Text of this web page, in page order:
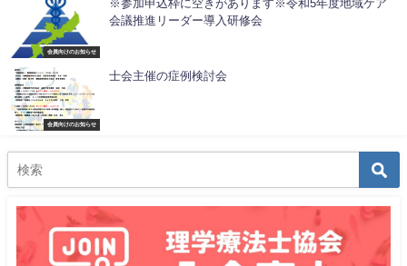
会員向けのお知らせ
※参加申込枠に空きがあります※令和5年度地域ケア
会議推進リーダー導入研修会
会員向けのお知らせ
士会主催の症例検討会